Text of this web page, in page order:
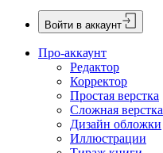
Войти в аккаунт
Про-аккаунт
Редактор
Корректор
Простая верстка
Сложная верстка
Дизайн обложки
Иллюстрации